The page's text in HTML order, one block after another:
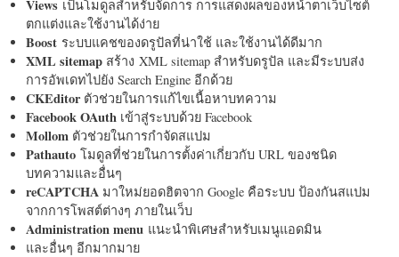
Views เป็นโมดูลสำหรับจัดการ การแสดงผลของหน้าตาเว็บไซต์
ตกแต่งและใช้งานได้ง่าย
Boost ระบบแคชของดรูปัลที่น่าใช้ และใช้งานได้ดีมาก
XML sitemap สร้าง XML sitemap สำหรับดรูปัล และมีระบบส่ง
การอัพเดทไปยัง Search Engine อีกด้วย
CKEditorตัวช่วยในการแก้ไขเนื้อหาบทความ
Facebook OAuth เข้าสู่ระบบด้วย Facebook
Mollom ตัวช่วยในการกำจัดสแปม
Pathauto โมดูลที่ช่วยในการตั้งค่าเกี่ยวกับ URL ของชนิด
บทความและอื่นๆ
reCAPTCHA มาใหม่ยอดฮิตจาก Google คือระบบ ป้องกันสแปม
จากการโพสต์ต่างๆ ภายในเว็บ
Administration menu แนะนำพิเศษสำหรับเมนูแอดมิน
และอื่นๆ อีกมากมาย